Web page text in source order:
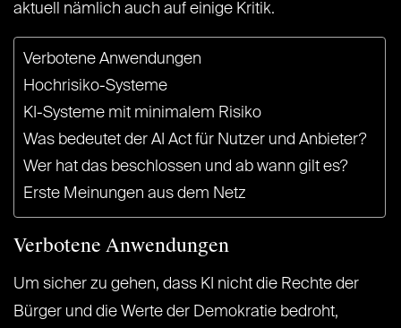
aktuell nämlich auch auf einige Kritik.
Verbotene Anwendungen
Hochrisiko-Systeme
KI-Systeme mit minimalem Risiko
Was bedeutet der AI Act für Nutzer und Anbieter?
Wer hat das beschlossen und ab wann gilt es?
Erste Meinungen aus dem Netz
Verbotene Anwendungen
Um sicher zu gehen, dass KI nicht die Rechte der
Bürger und die Werte der Demokratie bedroht,